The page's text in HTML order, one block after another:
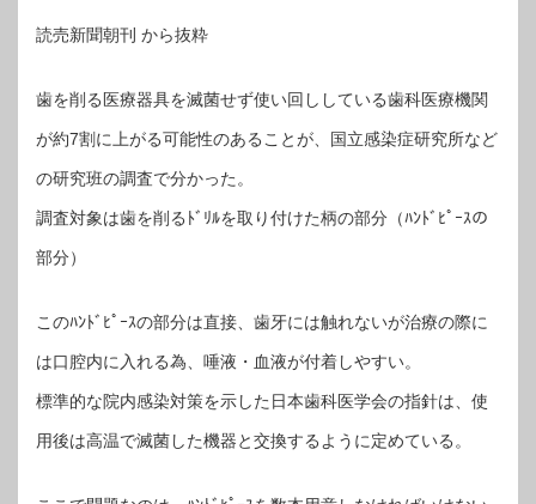
読売新聞朝刊 から抜粋
歯を削る医療器具を滅菌せず使い回ししている歯科医療機関
が約7割に上がる可能性のあることが、国立感染症研究所など
の研究班の調査で分かった。
調査対象は歯を削るﾄﾞﾘﾙを取り付けた柄の部分（ﾊﾝﾄﾞﾋﾟｰｽの
部分）
このﾊﾝﾄﾞﾋﾟｰｽの部分は直接、歯牙には触れないが治療の際に
は口腔内に入れる為、唾液・血液が付着しやすい。
標準的な院内感染対策を示した日本歯科医学会の指針は、使
用後は高温で滅菌した機器と交換するように定めている。